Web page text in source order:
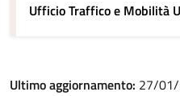
Ufficio Traffico e Mobilità
Ultimo aggiornamento: 27/